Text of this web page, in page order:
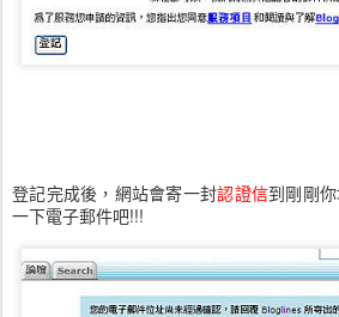
登記完成後，網站會寄一封認證信到剛剛
一下電子郵件吧!!!